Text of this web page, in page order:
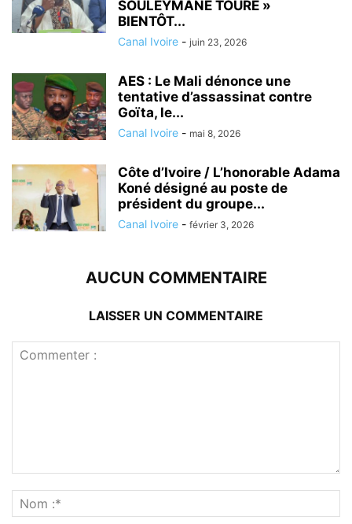
SOULEYMANE TOURE »
BIENTÔT...
Canal Ivoire - juin 23, 2026
AES : Le Mali dénonce une
tentative d’assassinat contre
Goïta, le...
Canal Ivoire - mai 8, 2026
Côte d’Ivoire / L’honorable Adama
Koné désigné au poste de
président du groupe...
Canal Ivoire - février 3, 2026
AUCUN COMMENTAIRE
LAISSER UN COMMENTAIRE